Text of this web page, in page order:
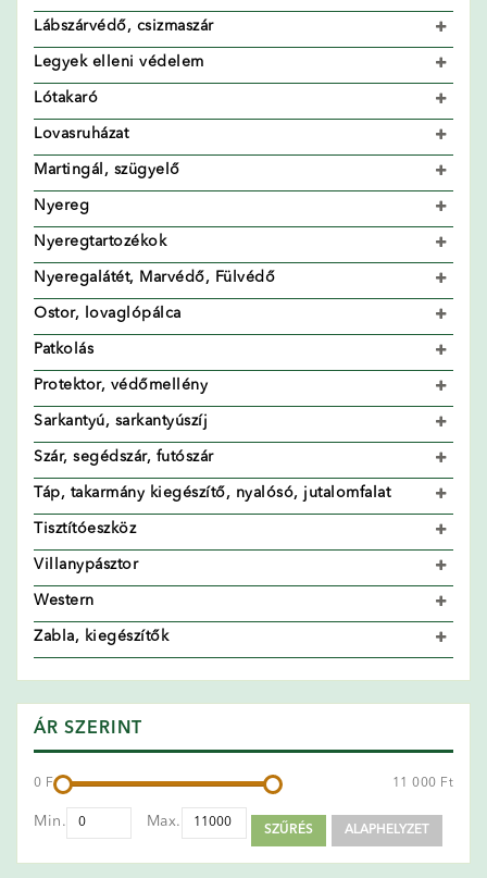
Lábszárvédő, csizmaszár
Legyek elleni védelem
Lótakaró
Lovasruházat
Martingál, szügyelő
Nyereg
Nyeregtartozékok
Nyeregalátét, Marvédő, Fülvédő
Ostor, lovaglópálca
Patkolás
Protektor, védőmellény
Sarkantyú, sarkantyúszíj
Szár, segédszár, futószár
Táp, takarmány kiegészítő, nyalósó, jutalomfalat
Tisztítóeszköz
Villanypásztor
Western
Zabla, kiegészítők
ÁR SZERINT
0 Ft 11 000 Ft
Min. Max.
SZŰRÉS ALAPHELYZET